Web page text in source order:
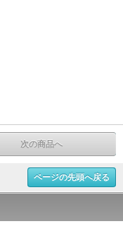
次の商品へ
ページの先頭へ戻る